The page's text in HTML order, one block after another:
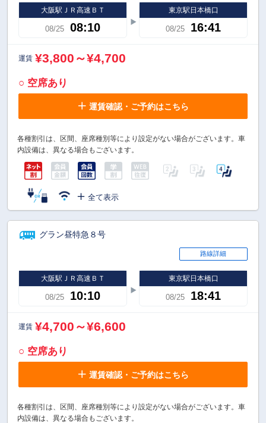
大阪駅ＪＲ高速ＢＴ
08/25 08:10
東京駅日本橋口
08/25 16:41
運賃 ¥3,800～¥4,700
○ 空席あり
運賃確認・ご予約はこちら
各種割引は、区間、座席種別等により設定がない場合がございます。車
内設備は、異なる場合もございます。
全て表示
グラン昼特急８号
路線詳細
大阪駅ＪＲ高速ＢＴ
08/25 10:10
東京駅日本橋口
08/25 18:41
運賃 ¥4,700～¥6,600
○ 空席あり
運賃確認・ご予約はこちら
各種割引は、区間、座席種別等により設定がない場合がございます。車
内設備は、異なる場合もございます。